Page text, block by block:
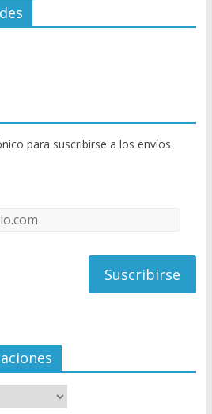
para suscribirse a los envíos